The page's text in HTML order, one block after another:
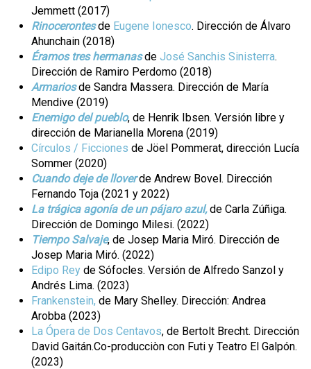
Jemmett (2017)
Rinocerontesde Eugene Ionesco. Dirección de Álvaro
Ahunchain (2018)
Éramos tres hermanasde José Sanchis Sinisterra.
Dirección de Ramiro Perdomo (2018)
Armariosde Sandra Massera. Dirección de María
Mendive (2019)
Enemigo del pueblo, de Henrik Ibsen. Versión libre y
dirección de Marianella Morena (2019)
Círculos / Ficciones de Jöel Pommerat, dirección Lucía
Sommer (2020)
Cuando deje de lloverde Andrew Bovel. Dirección
Fernando Toja (2021 y 2022)
La trágica agonía de un pájaro azul,de Carla Zúñiga.
Dirección de Domingo Milesi. (2022)
Tiempo Salvaje, de Josep Maria Miró. Dirección de
Josep Maria Miró. (2022)
Edipo Rey de Sófocles. Versión de Alfredo Sanzol y
Andrés Lima. (2023)
Frankenstein, de Mary Shelley. Dirección: Andrea
Arobba (2023)
La Ópera de Dos Centavos, de Bertolt Brecht. Dirección
David Gaitán.Co-producciòn con Futi y Teatro El Galpón.
(2023)